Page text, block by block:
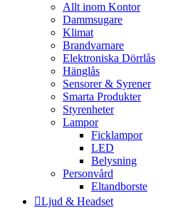
Allt inom Kontor
Dammsugare
Klimat
Brandvarnare
Elektroniska Dörrlås
Hänglås
Sensorer & Syrener
Smarta Produkter
Styrenheter
Lampor
Ficklampor
LED
Belysning
Personvård
Eltandborste
Ljud & Headset